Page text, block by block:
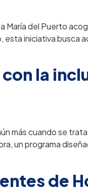
del Puerto
iniciativa busca
la
más cuando se
un programa
de